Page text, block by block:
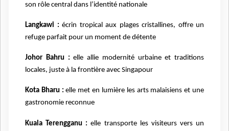
son rôle central dans l’identité nationale
Langkawi : écrin tropical aux plages cristallines, offre un
refuge parfait pour un moment de détente
Johor Bahru : elle allie modernité urbaine et traditions
locales, juste à la frontière avec Singapour
Kota Bharu :elle met en lumière les arts malaisiens et une
gastronomie reconnue
Kuala Terengganu : elle transporte les visiteurs vers un